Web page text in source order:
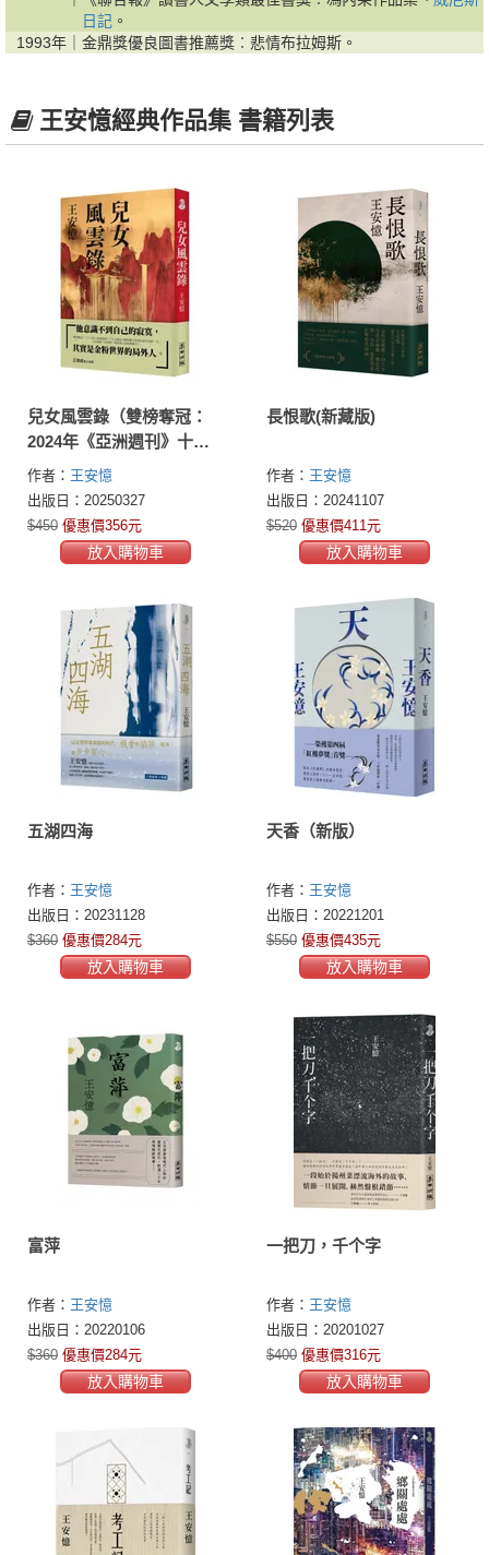
日記 。
1993年｜ 金鼎獎優良圖書推薦獎︰悲情布拉姆斯。
王安憶經典作品集 書籍列表
兒女風雲錄（雙榜奪冠：
2024年《亞洲週刊》十大
小說＆中國收穫文學榜長
篇小說第一名，繼《長恨
歌》後再現上海敘事魅
作者： 王安憶
出版日：20250327
$450 優惠價356元
放入購物車
長恨歌(新藏版)
作者： 王安憶
出版日：20241107
$520 優惠價411元
放入購物車
五湖四海
作者： 王安憶
出版日：20231128
$360 優惠價284元
放入購物車
天香（新版）
作者： 王安憶
出版日：20221201
$550 優惠價435元
放入購物車
富萍
作者： 王安憶
出版日：20220106
$360 優惠價284元
放入購物車
一把刀，千个字
作者： 王安憶
出版日：20201027
$400 優惠價316元
放入購物車